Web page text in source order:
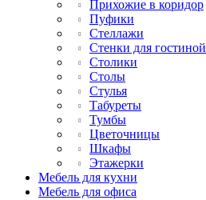
Прихожие в коридор
Пуфики
Стеллажи
Стенки для гостиной
Столики
Столы
Стулья
Табуреты
Тумбы
Цветочницы
Шкафы
Этажерки
Мебель для кухни
Мебель для офиса